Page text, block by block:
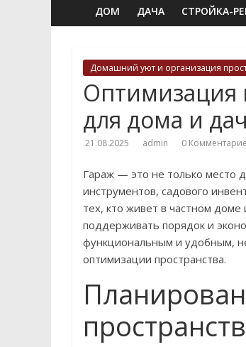
ДОМ ДАЧА СТРОЙКА-
Домашний уют и организация
Оптимизация
для дома и
21.08.2025 admin 0
Гараж — это не только место
инструментов, садового
тех, кто живет в частном доме
поддерживать порядок и
функциональным и удобным,
оптимизации пространства.